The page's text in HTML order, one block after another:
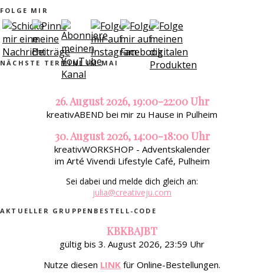
FOLGE MIR
NÄCHSTE TERMINE IM MAI
26. August 2026, 19:00-22:00 Uhr
kreativABEND bei mir zu Hause in Pulheim
30. August 2026, 14:00-18:00 Uhr
kreativWORKSHOP - Adventskalender
im Arté Vivendi Lifestyle Café, Pulheim
Sei dabei und melde dich gleich an:
julia@creativeju.com
AKTUELLER GRUPPENBESTELL-CODE
KBKBAJBT
gültig bis 3. August 2026, 23:59 Uhr
Nutze diesen LINK für Online-Bestellungen.